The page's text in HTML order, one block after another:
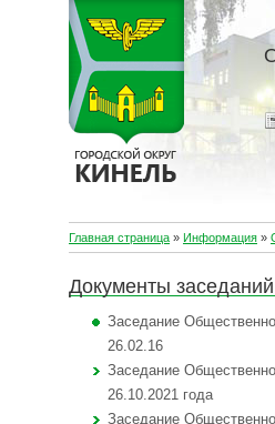
Главная страница » Информация »
Документы заседаний
Заседание
26.02.16
Заседание
26.10.2021 года
Заседание